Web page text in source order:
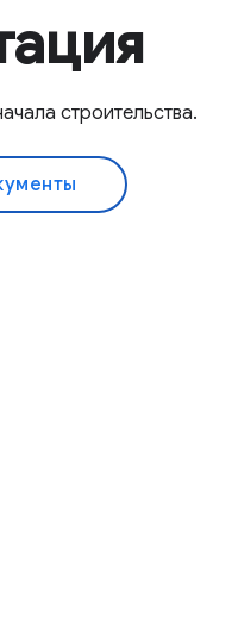
строительства.